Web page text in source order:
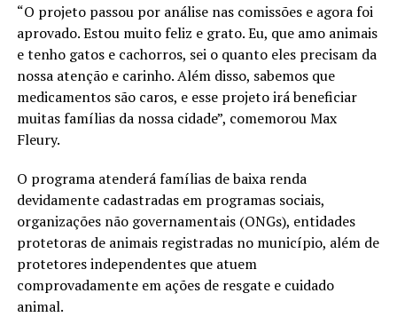
“O projeto passou por análise nas comissões e agora foi
aprovado. Estou muito feliz e grato. Eu, que amo animais
e tenho gatos e cachorros, sei o quanto eles precisam da
nossa atenção e carinho. Além disso, sabemos que
medicamentos são caros, e esse projeto irá beneficiar
muitas famílias da nossa cidade”, comemorou Max
Fleury.
O programa atenderá famílias de baixa renda
devidamente cadastradas em programas sociais,
organizações não governamentais (ONGs), entidades
protetoras de animais registradas no município, além de
protetores independentes que atuem
comprovadamente em ações de resgate e cuidado
animal.